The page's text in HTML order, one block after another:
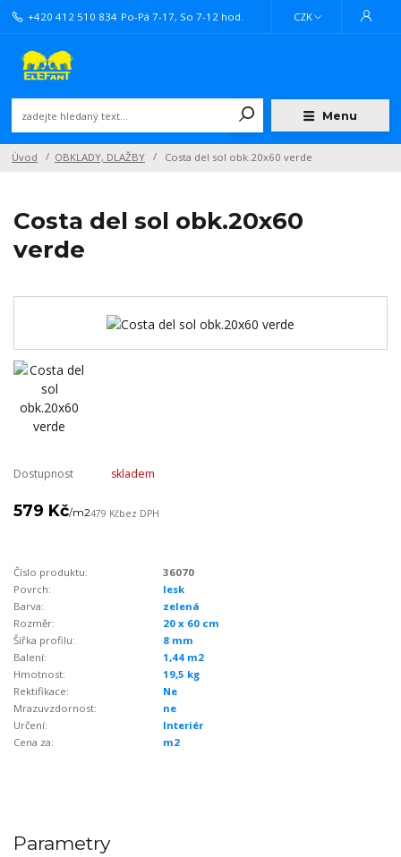
Menu
CZK
+420 412 510 834 Po-Pá 7-17, So 7-12 hod.
Úvod OBKLADY, DLAŽBY Costa del sol obk.20x60 verde
Costa del sol obk.20x60
verde
Dostupnost skladem
579 Kč/m2479 Kčbez DPH
Číslo produktu:
36070
Povrch:
lesk
Barva:
zelená
Rozměr:
20 x 60 cm
Šířka profilu:
8 mm
Balení:
1,44 m2
Hmotnost:
19,5 kg
Rektifikace:
Ne
Mrazuvzdornost:
ne
Určení:
Interiér
Cena za:
m2
Parametry